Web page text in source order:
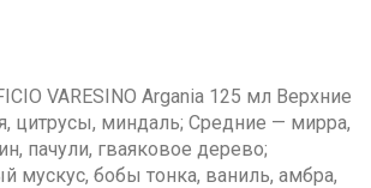
VARESINO Argania 125 мл Верхние
цитрусы, миндаль; Средние — мирра,
пачули, гваяковое дерево;
мускус, бобы тонка, ваниль, амбра,